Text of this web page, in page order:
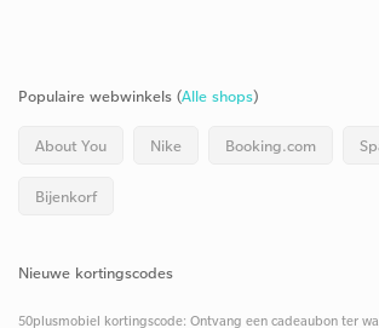
Populaire webwinkels (Alle shops)
About You Nike Booking.com
Bijenkorf
Nieuwe kortingscodes
50plusmobiel kortingscode: Ontvang een cadeaubon ter